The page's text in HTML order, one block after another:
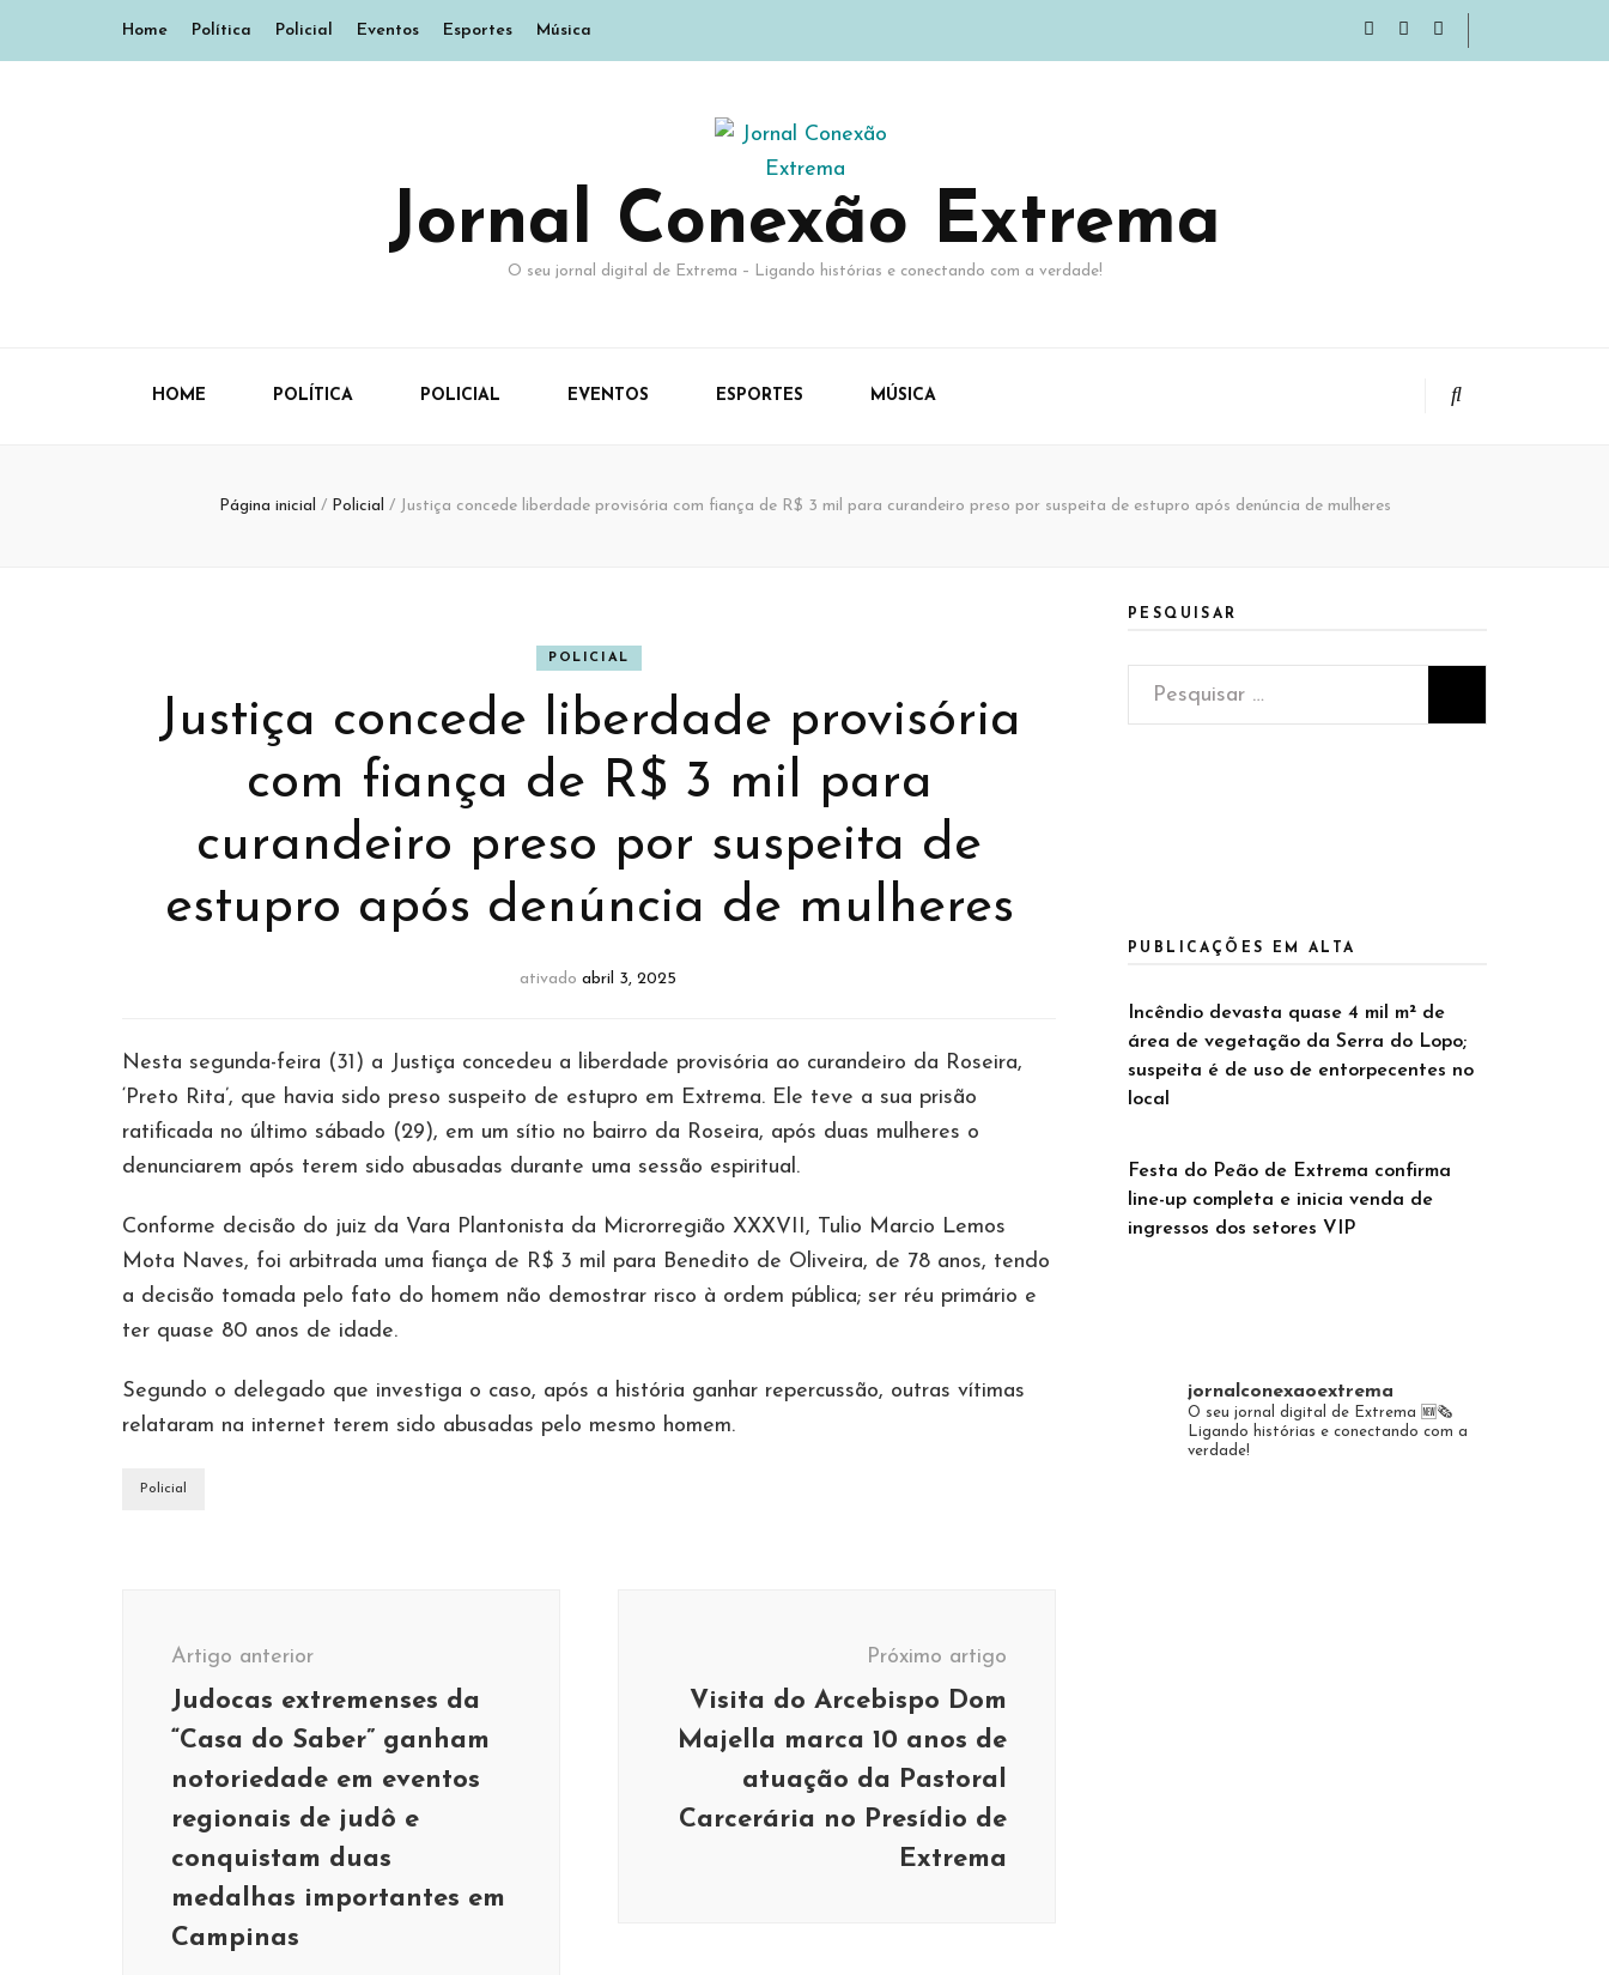
Home Política Policial Eventos Esportes Música
Jornal Conexão Extrema
O seu jornal digital de Extrema – Ligando histórias e conectando com a verdade!
HOME POLÍTICA POLICIAL EVENTOS ESPORTES MÚSICA
Página inicial / Policial / Justiça concede liberdade provisória com fiança de R$ 3 mil para curandeiro preso por suspeita de estupro após denúncia de mulheres
POLICIAL
Justiça concede liberdade provisória
com fiança de R$ 3 mil para
curandeiro preso por suspeita de
estupro após denúncia de mulheres
ativado abril 3, 2025
Nesta segunda-feira (31) a Justiça concedeu a liberdade provisória ao curandeiro da Roseira,
‘Preto Rita’, que havia sido preso suspeito de estupro em Extrema. Ele teve a sua prisão
ratificada no último sábado (29), em um sítio no bairro da Roseira, após duas mulheres o
denunciarem após terem sido abusadas durante uma sessão espiritual.
Conforme decisão do juiz da Vara Plantonista da Microrregião XXXVII, Tulio Marcio Lemos
Mota Naves, foi arbitrada uma fiança de R$ 3 mil para Benedito de Oliveira, de 78 anos, tendo
a decisão tomada pelo fato do homem não demostrar risco à ordem pública; ser réu primário e
ter quase 80 anos de idade.
Segundo o delegado que investiga o caso, após a história ganhar repercussão, outras vítimas
relataram na internet terem sido abusadas pelo mesmo homem.
Policial
Artigo anterior
Judocas extremenses da
“Casa do Saber” ganham
notoriedade em eventos
regionais de judô e
conquistam duas
medalhas importantes em
Campinas
Próximo artigo
Visita do Arcebispo Dom
Majella marca 10 anos de
atuação da Pastoral
Carcerária no Presídio de
Extrema
Policial
PESQUISAR
Pesquisar
por:
PUBLICAÇÕES EM ALTA
Incêndio devasta quase 4 mil m² de
área de vegetação da Serra do Lopo;
suspeita é de uso de entorpecentes no
local
Festa do Peão de Extrema confirma
line-up completa e inicia venda de
ingressos dos setores VIP
jornalconexaoextrema
O seu jornal digital de Extrema 🆕️🗞
Ligando histórias e conectando com a
verdade!